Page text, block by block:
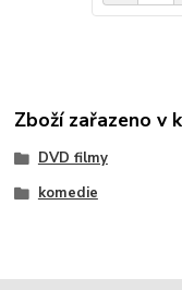
Zboží zařazeno v
DVD filmy
komedie